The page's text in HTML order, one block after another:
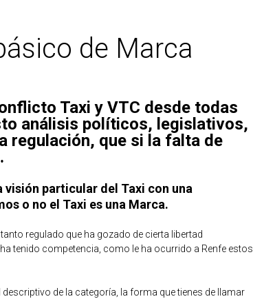
de Marca
Taxi y VTC desde todas
análisis políticos, legislativos,
regulación, que si la falta de
visión particular del Taxi con una
o no el Taxi es una Marca.
regulado que ha gozado de cierta libertad
tenido competencia, como le ha ocurrido a Renfe estos
de la categoría, la forma que tienes de llamar